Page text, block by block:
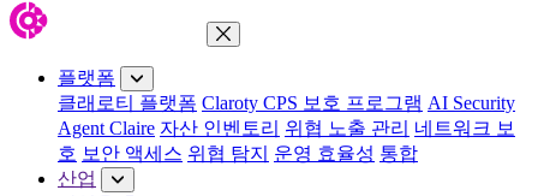
메뉴 닫기
플랫폼
클래로티 플랫폼 Claroty CPS 보호 프로그램 AI Security
Agent Claire 자산 인벤토리 위협 노출 관리 네트워크 보
호 보안 액세스 위협 탐지 운영 효율성 통합
산업